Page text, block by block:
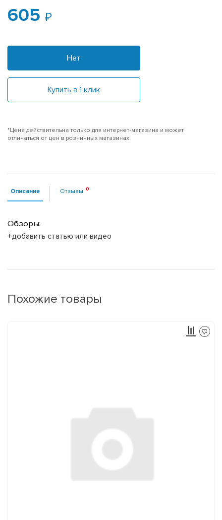
605
Нет
Купить в 1 клик
*Цена действительна только для интернет-магазина и может
отличаться от цен в розничных магазинах
Описание Отзывы
Обзоры:
+добавить статью или видео
Похожие товары